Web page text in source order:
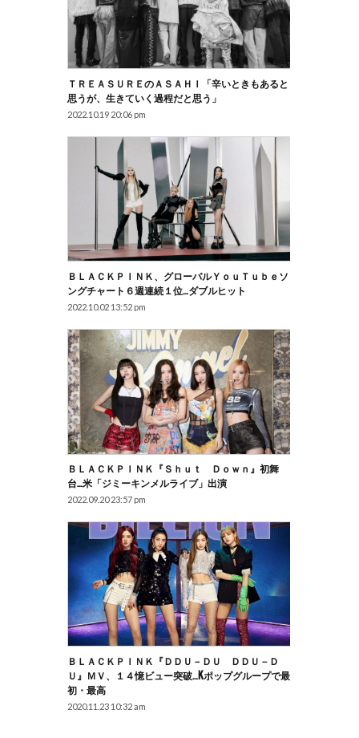
ＴＲＥＡＳＵＲＥのＡＳＡＨＩ「辛いときもあると
思うが、生きていく過程だと思う」
2022.10.19 20:06 pm
ＢＬＡＣＫＰＩＮＫ、グローバルＹｏｕＴｕｂｅソ
ングチャート６週連続１位…ダブルヒット
2022.10.02 13:52 pm
ＢＬＡＣＫＰＩＮＫ『Ｓｈｕｔ Ｄｏｗｎ』初舞
台…米「ジミーキンメルライブ」出演
2022.09.20 23:57 pm
ＢＬＡＣＫＰＩＮＫ『ＤＤＵ－ＤＵ ＤＤＵ－Ｄ
Ｕ』ＭＶ、１４憶ビュー突破…Kポップグループで最
初・最高
2020.11.23 10:32 am